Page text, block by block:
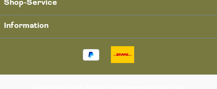
Shop-Service
Information